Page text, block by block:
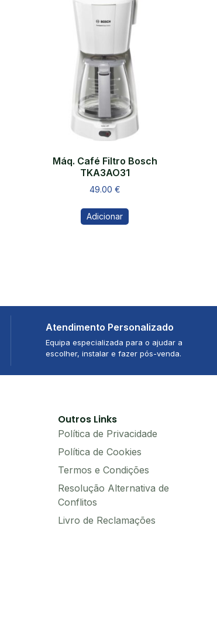
Máq. Café Filtro Bosch
TKA3AO31
49.00 €
Adicionar
Atendimento Personalizado
Equipa especializada para o ajudar a
escolher, instalar e fazer pós-venda.
Outros Links
Política de Privacidade
Política de Cookies
Termos e Condições
Resolução Alternativa de
Conflitos
Livro de Reclamações